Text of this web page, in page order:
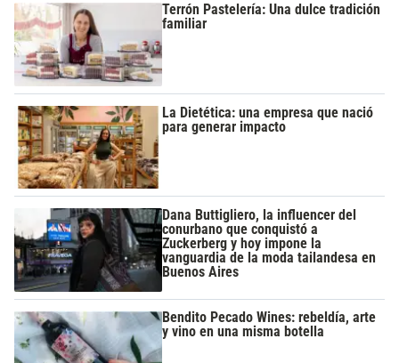
Terrón Pastelería: Una dulce tradición
familiar
La Dietética: una empresa que nació
para generar impacto
Dana Buttigliero, la influencer del
conurbano que conquistó a
Zuckerberg y hoy impone la
vanguardia de la moda tailandesa en
Buenos Aires
Bendito Pecado Wines: rebeldía, arte
y vino en una misma botella